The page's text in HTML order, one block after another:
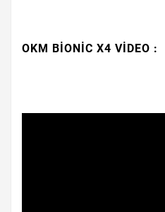
OKM BİONİC X4 VİDEO :